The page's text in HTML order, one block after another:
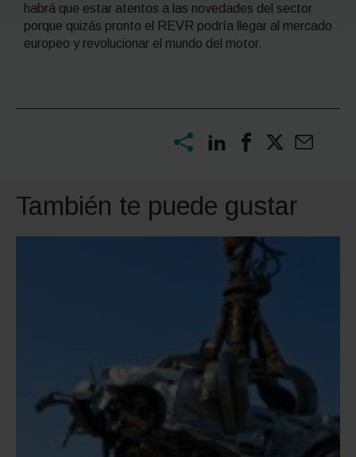
habrá que estar atentos a las novedades del sector
porque quizás pronto el REVR podría llegar al mercado
europeo y revolucionar el mundo del motor.
También te puede gustar